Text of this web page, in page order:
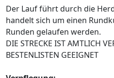
Der Lauf führt durch die
handelt sich um einen
Runden gelaufen werden.
DIE STRECKE IST AMTLICH
BESTENLISTEN GEEIGNET